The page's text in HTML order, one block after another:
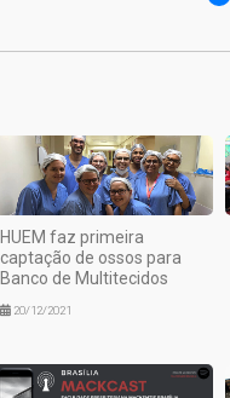
HUEM faz primeira
captação de ossos para
Banco de Multitecidos
20/12/2021